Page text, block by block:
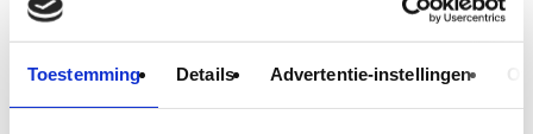
Toestemming Details Advertentie-instellingen